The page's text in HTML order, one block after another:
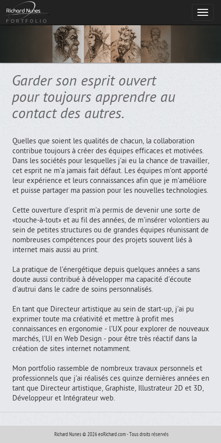
Garder son esprit ouvert
pour toujours apprendre au
contact des autres.
Quelles que soient les qualités de chacun, la collaboration
contribue toujours à créer des équipes efficaces et motivées.
Dans les sociétés pour lesquelles j'ai eu la chance de travailler,
cet esprit ne m'a jamais fait défaut. Les équipes m'ont apporté
leur expérience et leurs connaissances afin que je m'améliore
et puisse partager ma passion pour les nouvelles technologies.
Cette ouverture d'esprit m'a permis de devenir une sorte de
«touche-à-tout» et au fil des années, de m'insérer volontiers au
sein de petites structures ou de grandes équipes réunissant de
nombreuses compétences pour des projets souvent liés à
internet mais aussi au print.
La pratique de l'énergétique depuis quelques années a sans
doute aussi contribué à développer ma capacité d'écoute
d'autrui dans le cadre de soins personnalisés.
En tant que Directeur artistique au sein de start-up, j'ai pu
exprimer toute ma créativité et mettre à profit mes
connaissances en ergonomie - l'UX pour explorer de nouveaux
marchés, l'UI en Web Design - pour être très réactif dans la
création de sites internet notamment.
Mon portfolio rassemble de nombreux travaux personnels et
professionnels que j'ai réalisés ces quinze dernières années en
tant que Directeur artistique, Graphiste, Illustrateur 2D et 3D,
Développeur et Intégrateur web.
Richard Nunes © 2026 eoRichard.com - Tous droits réservés